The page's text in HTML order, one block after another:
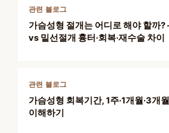
관련 블로그
가슴성형 절개는 어디로 해야 할까
vs 밑선절개 흉터·회복·재수술 차이
관련 블로그
가슴성형 회복기간, 1주·1개월·3개
이해하기